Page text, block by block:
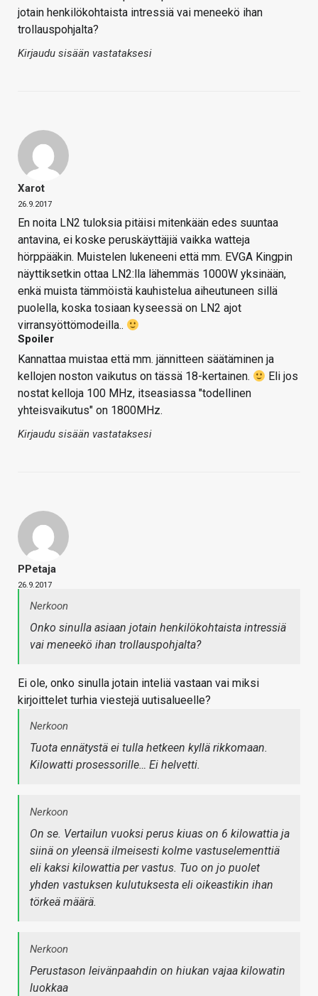
jotain henkilökohtaista intressiä vai meneekö ihan
trollauspohjalta?
Kirjaudu sisään vastataksesi
Xarot
26.9.2017
En noita LN2 tuloksia pitäisi mitenkään edes suuntaa
antavina, ei koske peruskäyttäjiä vaikka watteja
hörppääkin. Muistelen lukeneeni että mm. EVGA Kingpin
näyttiksetkin ottaa LN2:lla lähemmäs 1000W yksinään,
enkä muista tämmöistä kauhistelua aiheutuneen sillä
puolella, koska tosiaan kyseessä on LN2 ajot
virransyöttömodeilla..
Spoiler
Kannattaa muistaa että mm. jännitteen säätäminen ja
kellojen noston vaikutus on tässä 18-kertainen.
Eli jos
nostat kelloja 100 MHz, itseasiassa "todellinen
yhteisvaikutus" on 1800MHz.
Kirjaudu sisään vastataksesi
PPetaja
26.9.2017
Nerkoon
Onko sinulla asiaan jotain henkilökohtaista intressiä
vai meneekö ihan trollauspohjalta?
Ei ole, onko sinulla jotain inteliä vastaan vai miksi
kirjoittelet turhia viestejä uutisalueelle?
Nerkoon
Tuota ennätystä ei tulla hetkeen kyllä rikkomaan.
Kilowatti prosessorille… Ei helvetti.
Nerkoon
On se. Vertailun vuoksi perus kiuas on 6 kilowattia ja
siinä on yleensä ilmeisesti kolme vastuselementtiä
eli kaksi kilowattia per vastus. Tuo on jo puolet
yhden vastuksen kulutuksesta eli oikeastikin ihan
törkeä määrä.
Nerkoon
Perustason leivänpaahdin on hiukan vajaa kilowatin
luokkaa